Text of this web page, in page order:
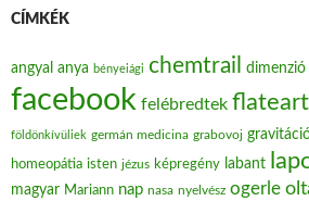
CÍMKÉK
angyal anya bényeiági chemtrail dimenzió
facebook felébredtek
földönkívüliek germán medicina grabovoj
homeopátia isten jézus képregény labant
magyar Mariann nap nasa nyelvész ogerle